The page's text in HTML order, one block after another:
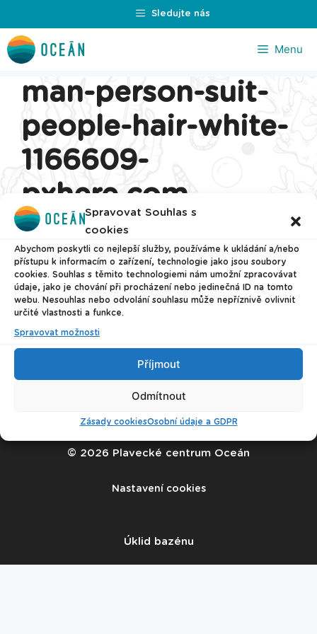
Spravovat Souhlas s
cookies
Abychom poskytli co nejlepší služby, používáme k ukládání a/nebo
přístupu k informacím o zařízení, technologie jako jsou soubory
cookies. Souhlas s těmito technologiemi nám umožní zpracovávat
údaje, jako je chování při procházení nebo jedinečná ID na tomto
webu. Nesouhlas nebo odvolání souhlasu může nepříznivě ovlivnit
určité vlastnosti a funkce.
Spravovat možnosti
Příjmout
Odmítnout
Zásady cookiesOsobní údaje a GDPR
na
obsah
Sledujte nás
Menu
man-person-suit-
people-hair-white-
1166609-
pxhere.com_
© 2026 Plavecké centrum Oceán
Nastavení cookies
Úklid bazénu